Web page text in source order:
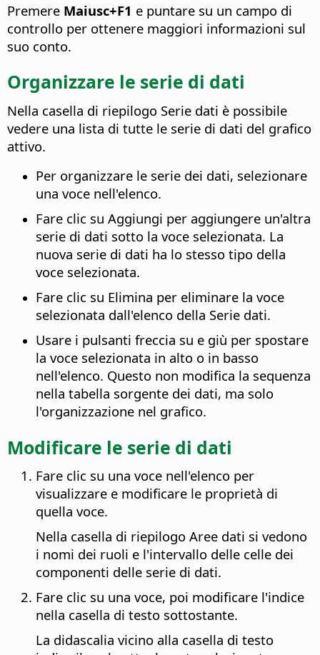
Premere Maiusc+F1 e puntare su un campo di
controllo per ottenere maggiori informazioni sul
suo conto.
Organizzare le serie di dati
Nella casella di riepilogo Serie dati è possibile
vedere una lista di tutte le serie di dati del grafico
attivo.
Per organizzare le serie dei dati, selezionare
una voce nell'elenco.
Fare clic su Aggiungi per aggiungere un'altra
serie di dati sotto la voce selezionata. La
nuova serie di dati ha lo stesso tipo della
voce selezionata.
Fare clic su Elimina per eliminare la voce
selezionata dall'elenco della Serie dati.
Usare i pulsanti freccia su e giù per spostare
la voce selezionata in alto o in basso
nell'elenco. Questo non modifica la sequenza
nella tabella sorgente dei dati, ma solo
l'organizzazione nel grafico.
Modificare le serie di dati
Fare clic su una voce nell'elenco per
visualizzare e modificare le proprietà di
quella voce.
Nella casella di riepilogo Aree dati si vedono
i nomi dei ruoli e l'intervallo delle celle dei
componenti delle serie di dati.
Fare clic su una voce, poi modificare l'indice
nella casella di testo sottostante.
La didascalia vicino alla casella di testo